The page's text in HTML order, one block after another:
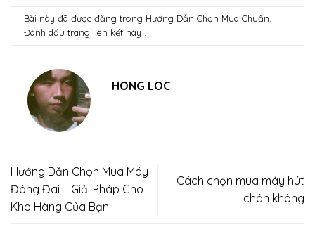
Bài này đã được đăng trong Hướng Dẫn Chọn Mua Chuẩn.
Đánh dấu trang liên kết này .
HONG LOC
Hướng Dẫn Chọn Mua Máy
Đóng Đai – Giải Pháp Cho
Kho Hàng Của Bạn
Cách chọn mua máy hút
chân không